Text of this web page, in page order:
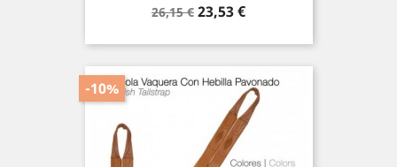
Precio
26,15 € Precio
23,53 €
-10%